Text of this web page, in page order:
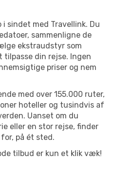
sindet med Travellink. Du
sammenligne de
ekstraudstyr som
din rejse. Ingen
priser og nem
med over 155.000 ruter,
hoteller og tusindvis af
Uanset om du
eller en stor rejse, finder
på ét sted.
tilbud er kun et klik væk!